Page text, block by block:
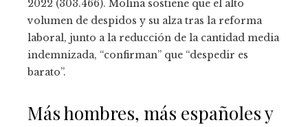
2022 (303.466). Molina sostiene que el alto
volumen de despidos y su alza tras la reforma
laboral, junto a la reducción de la cantidad media
indemnizada, “confirman” que “despedir es
barato”.
Más hombres, más españoles y